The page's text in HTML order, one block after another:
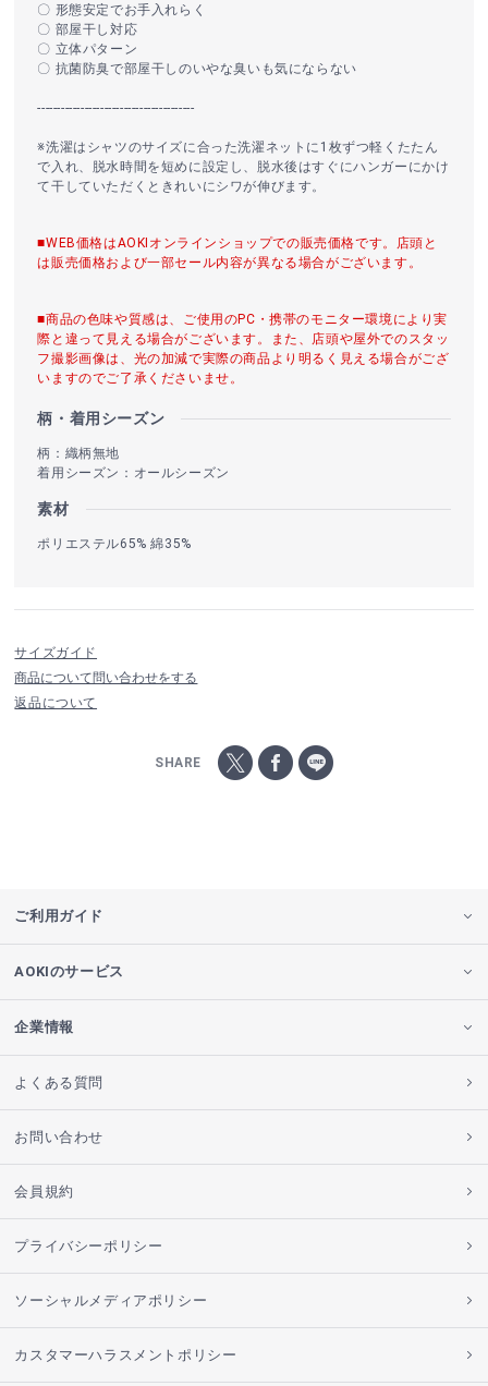
〇 形態安定でお手入れらく
〇 部屋干し対応
〇 立体パターン
〇 抗菌防臭で部屋干しのいやな臭いも気にならない
----------------------------------------
※洗濯はシャツのサイズに合った洗濯ネットに1枚ずつ軽くたたん
で入れ、脱水時間を短めに設定し、脱水後はすぐにハンガーにかけ
て干していただくときれいにシワが伸びます。
■WEB価格はAOKIオンラインショップでの販売価格です。店頭と
は販売価格および一部セール内容が異なる場合がございます。
■商品の色味や質感は、ご使用のPC・携帯のモニター環境により実
際と違って見える場合がございます。また、店頭や屋外でのスタッ
フ撮影画像は、光の加減で実際の商品より明るく見える場合がござ
いますのでご了承くださいませ。
柄・着用シーズン
柄：織柄無地
着用シーズン：オールシーズン
素材
ポリエステル65% 綿35%
サイズガイド
商品について問い合わせをする
返品について
SHARE
ご利用ガイド
AOKIのサービス
企業情報
よくある質問
お問い合わせ
会員規約
プライバシーポリシー
ソーシャルメディアポリシー
カスタマーハラスメントポリシー